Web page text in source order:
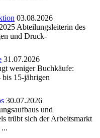
03.08.2026
Abteilungsleiterin des
und Druck-
31.07.2026
weniger Buchkäufe:
15-jährigen
30.07.2026
und
trübt sich der Arbeitsmarkt